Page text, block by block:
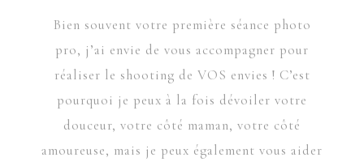
Bien souvent votre première séance photo
pro, j’ai envie de vous accompagner pour
réaliser le shooting de VOS envies ! C’est
pourquoi je peux à la fois dévoiler votre
douceur, votre côté maman, votre côté
amoureuse, mais je peux également vous aider